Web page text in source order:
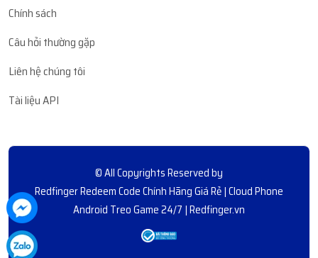
Chính sách
Câu hỏi thường gặp
Liên hệ chúng tôi
Tài liệu API
© All Copyrights Reserved by
Redfinger Redeem Code Chính Hãng Giá Rẻ | Cloud Phone
Android Treo Game 24/7 | Redfinger.vn